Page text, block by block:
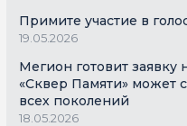
Примите участие в
19.05.2026
Мегион готовит заявку
«Сквер Памяти» может
всех поколений
18.05.2026